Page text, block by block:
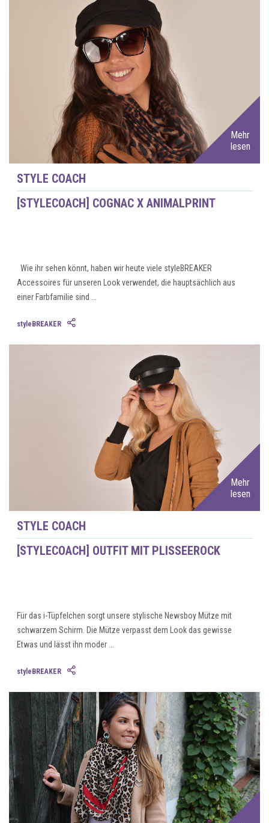
Mehr
lesen
STYLE COACH
[STYLECOACH] COGNAC X ANIMALPRINT
Wie ihr sehen könnt, haben wir heute viele styleBREAKER
Accessoires für unseren Look verwendet, die hauptsächlich aus
einer Farbfamilie sind ...
styleBREAKER
Mehr
lesen
STYLE COACH
[STYLECOACH] OUTFIT MIT PLISSEEROCK
Für das i-Tüpfelchen sorgt unsere stylische Newsboy Mütze mit
schwarzem Schirm. Die Mütze verpasst dem Look das gewisse
Etwas und lässt ihn moder ...
styleBREAKER